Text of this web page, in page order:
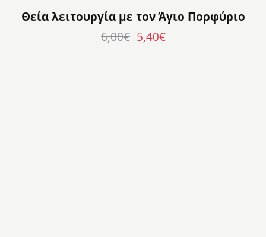
Θεία λειτουργία με τον Άγιο Πορφύριο
6,00€ 5,40€